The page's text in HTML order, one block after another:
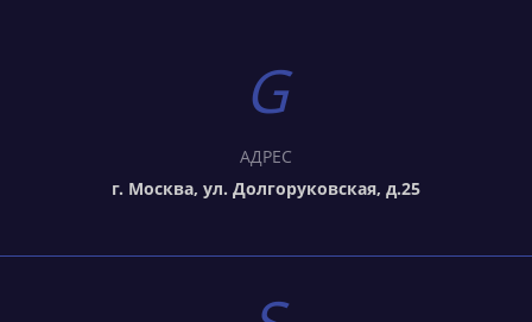
АДРЕС
г. Москва, ул. Долгоруковская, д.25